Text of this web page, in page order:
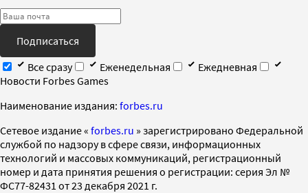
Подписаться
Все сразу
Еженедельная
Ежедневная
Новости Forbes Games
Наименование издания: forbes.ru
Cетевое издание « forbes.ru » зарегистрировано Федеральной
службой по надзору в сфере связи, информационных
технологий и массовых коммуникаций, регистрационный
номер и дата принятия решения о регистрации: серия Эл №
ФС77-82431 от 23 декабря 2021 г.